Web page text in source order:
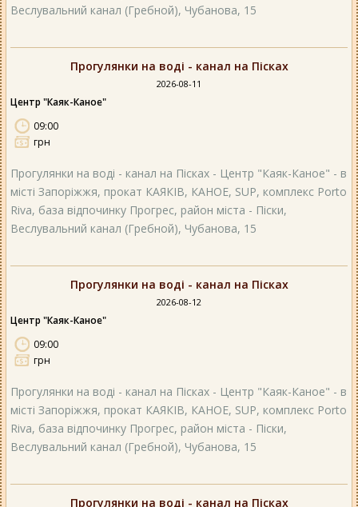
Веслувальний канал (Гребной), Чубанова, 15
Прогулянки на воді - канал на Пісках
2026-08-11
Центр "Каяк-Каное"
09:00
грн
Прогулянки на воді - канал на Пісках - Центр "Каяк-Каное" - в
місті Запоріжжя, прокат КАЯКІВ, КАНОЕ, SUP, комплекс Porto
Riva, база відпочинку Прогрес, район міста - Піски,
Веслувальний канал (Гребной), Чубанова, 15
Прогулянки на воді - канал на Пісках
2026-08-12
Центр "Каяк-Каное"
09:00
грн
Прогулянки на воді - канал на Пісках - Центр "Каяк-Каное" - в
місті Запоріжжя, прокат КАЯКІВ, КАНОЕ, SUP, комплекс Porto
Riva, база відпочинку Прогрес, район міста - Піски,
Веслувальний канал (Гребной), Чубанова, 15
Прогулянки на воді - канал на Пісках